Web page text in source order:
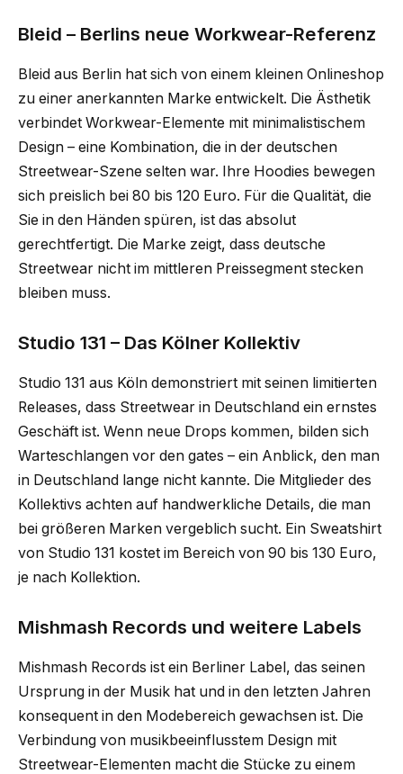
Bleid – Berlins neue Workwear-Referenz
Bleid aus Berlin hat sich von einem kleinen Onlineshop
zu einer anerkannten Marke entwickelt. Die Ästhetik
verbindet Workwear-Elemente mit minimalistischem
Design – eine Kombination, die in der deutschen
Streetwear-Szene selten war. Ihre Hoodies bewegen
sich preislich bei 80 bis 120 Euro. Für die Qualität, die
Sie in den Händen spüren, ist das absolut
gerechtfertigt. Die Marke zeigt, dass deutsche
Streetwear nicht im mittleren Preissegment stecken
bleiben muss.
Studio 131 – Das Kölner Kollektiv
Studio 131 aus Köln demonstriert mit seinen limitierten
Releases, dass Streetwear in Deutschland ein ernstes
Geschäft ist. Wenn neue Drops kommen, bilden sich
Warteschlangen vor den gates – ein Anblick, den man
in Deutschland lange nicht kannte. Die Mitglieder des
Kollektivs achten auf handwerkliche Details, die man
bei größeren Marken vergeblich sucht. Ein Sweatshirt
von Studio 131 kostet im Bereich von 90 bis 130 Euro,
je nach Kollektion.
Mishmash Records und weitere Labels
Mishmash Records ist ein Berliner Label, das seinen
Ursprung in der Musik hat und in den letzten Jahren
konsequent in den Modebereich gewachsen ist. Die
Verbindung von musikbeeinflusstem Design mit
Streetwear-Elementen macht die Stücke zu einem